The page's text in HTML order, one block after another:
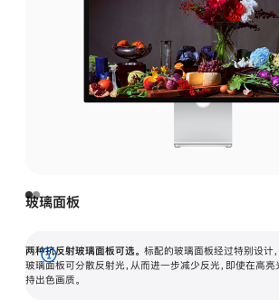
玻璃面板
两种抗反射玻璃面板可选。 标配的玻璃面板经过特别设计
玻璃面板可分散反射光，从而进一步减少反光，即使在高
持出色画质。
展
开